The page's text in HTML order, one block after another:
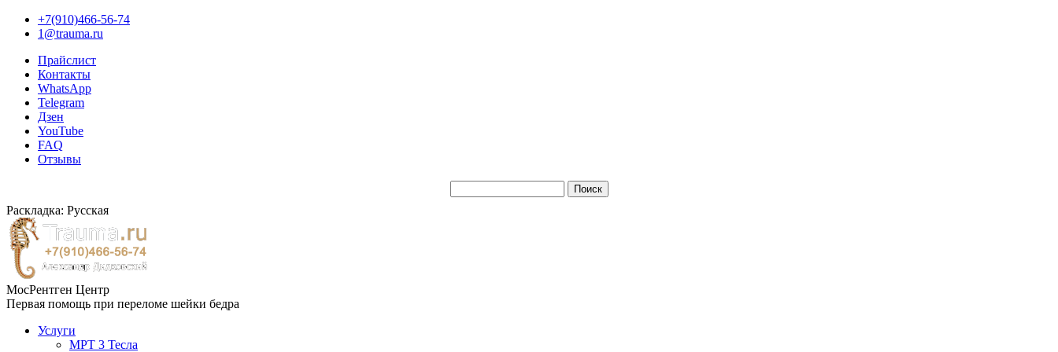
+7(910)466-56-74
1@trauma.ru
Прайслист
Контакты
WhatsApp
Telegram
Дзен
YouTube
FAQ
Отзывы
Раскладка: Русская
МосРентген Центр
Первая помощь при переломе шейки бедра
Услуги
МРТ 3 Тесла